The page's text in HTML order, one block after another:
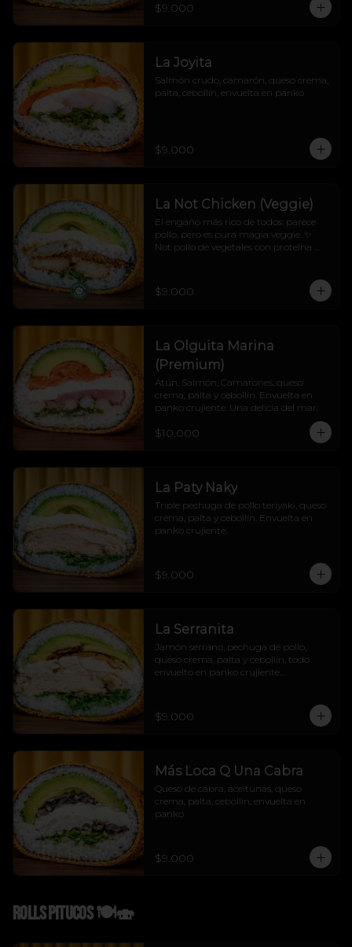
$9.000
La Joyita
Salmón crudo, camarón, queso crema,
palta, cebollín, envuelta en panko
$9.000
La Not Chicken (Veggie)
El engaño más rico de todos: parece
pollo, pero es pura magia veggie. ✨
Not pollo de vegetales con proteína
que hace crunch a cada mordisco.
¡Explosión de sabor sin culpa! 💚🔥
$9.000
La Olguita Marina
(Premium)
Atún, Salmón, Camarones, queso
crema, palta y cebollín. Envuelta en
panko crujiente. Una delicia del mar.
$10.000
La Paty Naky
Triple pechuga de pollo teriyaki, queso
crema, palta y cebollín. Envuelta en
panko crujiente.
$9.000
La Serranita
Jamón serrano, pechuga de pollo,
queso crema, palta y cebollín, todo
envuelto en panko crujiente.
😏💛
$9.000
Más Loca Q Una Cabra
Queso de cabra, aceitunas, queso
crema, palta, cebollín, envuelta en
panko
$9.000
Rolls Pitucos 🍽️🍣